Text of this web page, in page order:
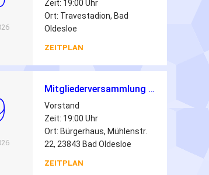
Zeit: 19:00 Uhr
Ort: Travestadion, Bad
Oldesloe
ZEITPLAN
Mitgliederversammlung 2026
Vorstand
Zeit: 19:00 Uhr
Ort: Bürgerhaus, Mühlenstr.
22, 23843 Bad Oldesloe
ZEITPLAN